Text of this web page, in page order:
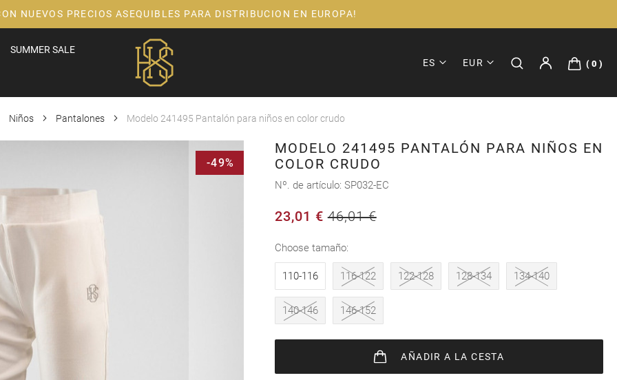
NUEVOS PRECIOS ASEQUIBLES PARA DISTRIBUCION EN EUROPA!
SUMMER SALE
ES EUR 0
Niños Pantalones Modelo 241495 Pantalón para niños en color crudo
MODELO 241495 PANTALÓN PARA NIÑOS EN
COLOR CRUDO
Nº. de artículo SP032-EC
23,01 € 46,01 €
choose tamaño
110-116 116-122 122-128 128-134 134-140
140-146 146-152
AÑADIR A LA CESTA
-49%